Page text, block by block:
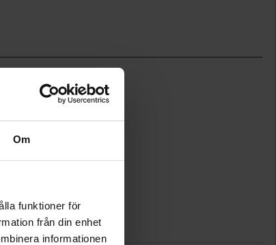
Om
funktioner för
från din enhet
informationen